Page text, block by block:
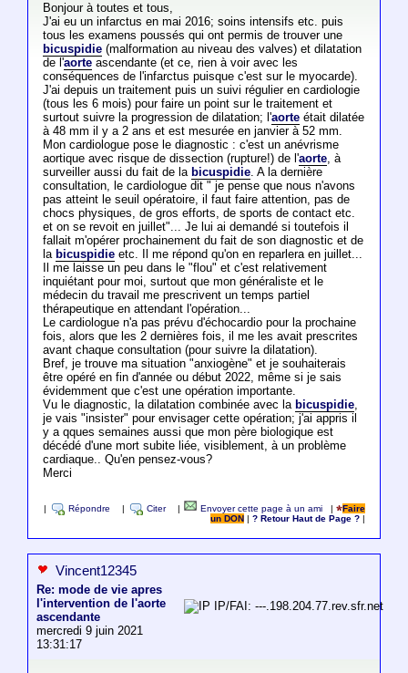
Bonjour à toutes et tous,
J'ai eu un infarctus en mai 2016; soins intensifs etc. puis
tous les examens poussés qui ont permis de trouver une
bicuspidie(malformation au niveau des valves) et dilatation
de l'aorteascendante (et ce, rien à voir avec les
conséquences de l'infarctus puisque c'est sur le myocarde).
J'ai depuis un traitement puis un suivi régulier en cardiologie
(tous les 6 mois) pour faire un point sur le traitement et
surtout suivre la progression de dilatation; l'aorteétait dilatée
à 48 mm il y a 2 ans et est mesurée en janvier à 52 mm.
Mon cardiologue pose le diagnostic : c'est un anévrisme
aortique avec risque de dissection (rupture!) de l'aorte, à
surveiller aussi du fait de la bicuspidie. A la dernière
consultation, le cardiologue dit " je pense que nous n'avons
pas atteint le seuil opératoire, il faut faire attention, pas de
chocs physiques, de gros efforts, de sports de contact etc.
et on se revoit en juillet"... Je lui ai demandé si toutefois il
fallait m'opérer prochainement du fait de son diagnostic et de
la bicuspidieetc. Il me répond qu'on en reparlera en juillet...
Il me laisse un peu dans le "flou" et c'est relativement
inquiétant pour moi, surtout que mon généraliste et le
médecin du travail me prescrivent un temps partiel
thérapeutique en attendant l'opération...
Le cardiologue n'a pas prévu d'échocardio pour la prochaine
fois, alors que les 2 dernières fois, il me les avait prescrites
avant chaque consultation (pour suivre la dilatation).
Bref, je trouve ma situation "anxiogène" et je souhaiterais
être opéré en fin d'année ou début 2022, même si je sais
évidemment que c'est une opération importante.
Vu le diagnostic, la dilatation combinée avec la bicuspidie,
je vais "insister" pour envisager cette opération; j'ai appris il
y a qques semaines aussi que mon père biologique est
décédé d'une mort subite liée, visiblement, à un problème
cardiaque.. Qu'en pensez-vous?
Merci
Répondre Citer Envoyer cette page à un ami |
Faire
un DON
|? Retour Haut de Page ?
Vincent12345
Re: mode de vie apres
l'intervention de l'aorte
ascendante
mercredi 9 juin 2021
13:31:17
IP/FAI: ---.198.204.77.rev.sfr.net